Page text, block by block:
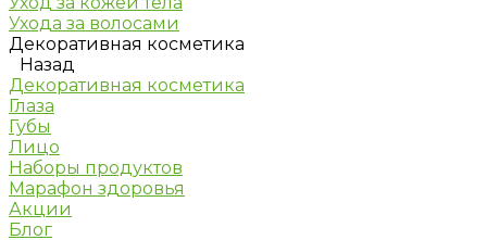
Ухода за волосами
Декоративная косметика
Назад
Декоративная косметика
Глаза
Губы
Лицо
Наборы продуктов
Марафон здоровья
Акции
Блог